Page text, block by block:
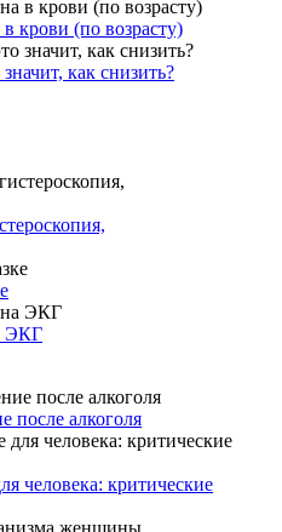
крови (по возрасту)
как снизить?
ЭКГ
после алкоголя
человека: критические